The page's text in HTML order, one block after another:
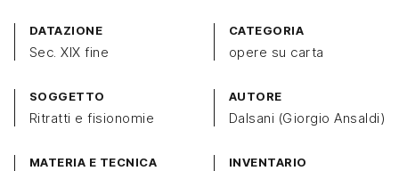
DATAZIONE
Sec. XIX fine
CATEGORIA
opere su carta
SOGGETTO
Ritratti e fisionomie
AUTORE
Dalsani (Giorgio Ansaldi)
MATERIA E TECNICA INVENTARIO